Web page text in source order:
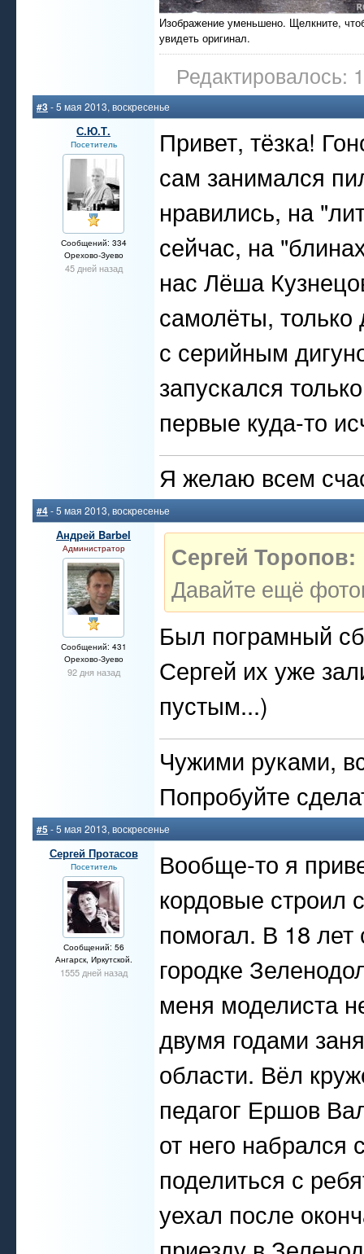
Изображение уменьшено. Щелкните,
увидеть оригинал.
Редактировалось:
#3- 5 мая 2013, воскресенье
С.Ю.Т.
Посетитель
Сообщений: 334
Орехово-Зуево
45 дней назад
Привет, тёзка!
сам занимался
нравились, на
сейчас, на
нас Лёша
самолёты,
с серийным
запускался
первые куда-то
Я желаю всем
#4- 5 мая 2013, воскресенье
Андрей Barbel
Администратор
Сообщений: 431
Орехово-Зуево
92 дня назад
Сергей Торопов:
Давайте ещё
Был пограмный
Сергей их уже
пустым...)
Чужими руками,
Попробуйте
#5 - 5 мая 2013, воскресенье
Сергей Протасов
Посетитель
Сообщений: 56
Ангарск, Иркутской.
1555 дней назад
Вообще-то я
кордовые строил
помогал. В 18 лет
городке
меня моделиста
двумя годами
области. Вёл
педагог Ершов
от него набрался
поделиться с
уехал после